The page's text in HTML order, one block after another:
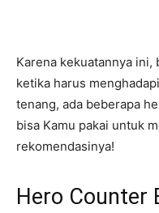
Karena kekuatannya ini,
ketika harus
tenang, ada beberapa
bisa Kamu pakai untuk
rekomendasinya!
Hero Counter